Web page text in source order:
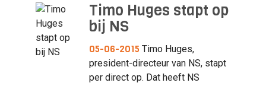
Timo Huges stapt op
bij NS
05-06-2015 Timo Huges,
president-directeur van NS, stapt
per direct op. Dat heeft NS